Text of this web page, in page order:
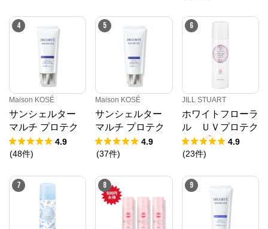
4
Maison KOSÉ
サンシェルター
マルチ プロテク
ション ベリーウ
ォーターレジスタ
4.9
(48件)
5
Maison KOSÉ
サンシェルター
マルチ プロテク
ション ベリーウ
ォーターレジスタ
4.9
(37件)
6
JILL STUART
ホワイトフローラ
ル ＵＶプロテク
トスプレー4.9
(23件)
7 8 9